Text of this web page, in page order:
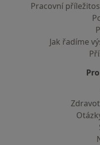
Pracovní
Jak řadíme